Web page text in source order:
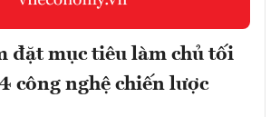
đặt mục tiêu làm chủ tối
công nghệ chiến lược